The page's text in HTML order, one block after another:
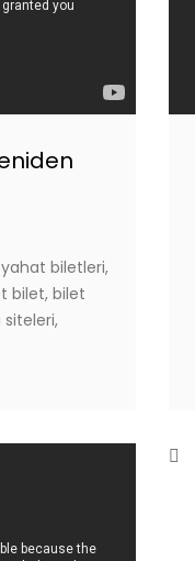
biletleri,
bilet, bilet
siteleri,